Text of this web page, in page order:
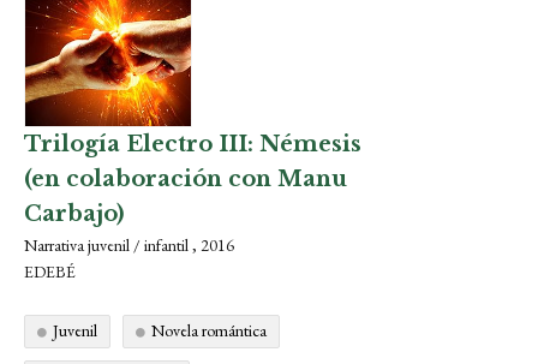
Trilogía Electro III: Némesis
(en colaboración con Manu
Carbajo)
Narrativa juvenil / infantil , 2016
EDEBÉ
Juvenil Novela romántica